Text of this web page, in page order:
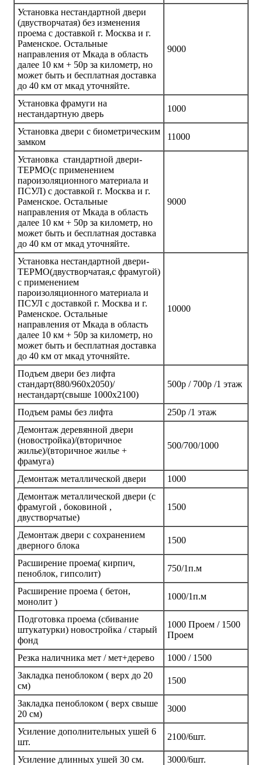
Установка нестандартной двери
(двустворчатая) без изменения
проема с доставкой г. Москва и г.
Раменское. Остальные
направления от Мкада в область
далее 10 км + 50р за километр, но
может быть и бесплатная доставка
до 40 км от мкад уточняйте.
9000
Установка фрамуги на
нестандартную дверь
1000
Установка двери с биометрическим
замком
11000
Установка стандартной двери-
ТЕРМО(с применением
пароизоляционного материала и
ПСУЛ) с доставкой г. Москва и г.
Раменское. Остальные
направления от Мкада в область
далее 10 км + 50р за километр, но
может быть и бесплатная доставка
до 40 км от мкад уточняйте.
9000
Установка нестандартной двери-
ТЕРМО(двустворчатая,с фрамугой)
с применением
пароизоляционного материала и
ПСУЛ с доставкой г. Москва и г.
Раменское. Остальные
направления от Мкада в область
далее 10 км + 50р за километр, но
может быть и бесплатная доставка
до 40 км от мкад уточняйте.
10000
Подъем двери без лифта
стандарт(880/960х2050)/
нестандарт(свыше 1000х2100)
500р / 700р /1 этаж
Подъем рамы без лифта
250р /1 этаж
Демонтаж деревянной двери
(новостройка)/(вторичное
жилье)/(вторичное жилье +
фрамуга)
500/700/1000
Демонтаж металлической двери
1000
Демонтаж металлической двери (с
фрамугой , боковиной ,
двустворчатые)
1500
Демонтаж двери с сохранением
дверного блока
1500
Расширение проема( кирпич,
пеноблок, гипсолит)
750/1п.м
Расширение проема ( бетон,
монолит )
1000/1п.м
Подготовка проема (сбивание
штукатурки) новостройка / старый
фонд
1000 Проем / 1500
Проем
Резка наличника мет / мет+дерево
1000 / 1500
Закладка пеноблоком ( верх до 20
см)
1500
Закладка пеноблоком ( верх свыше
20 см)
3000
Усиление дополнительных ушей 6
шт.
2100/6шт.
Усиление длинных ушей 30 см.
3000/6шт.